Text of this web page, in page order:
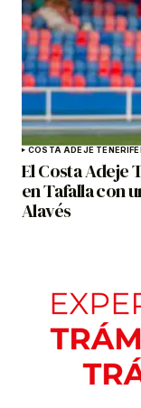
COSTA ADEJE TENERIFE
El Costa Adeje
en Tafalla con
Alavés